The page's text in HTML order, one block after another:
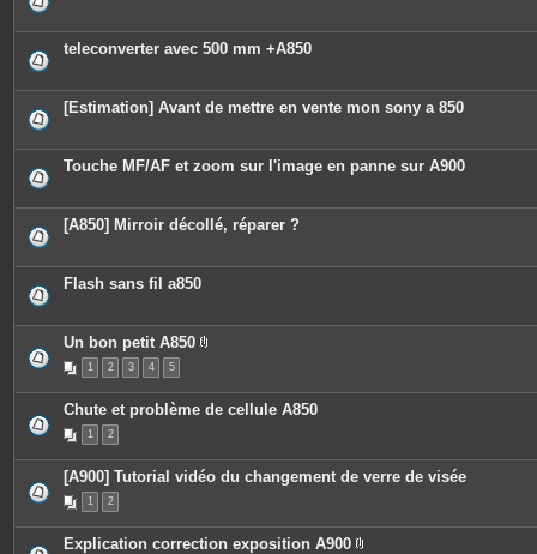
t
teleconverter avec 500 mm +A850
[Estimation] Avant de mettre en vente mon sony a 850
Touche MF/AF et zoom sur l'image en panne sur A900
[A850] Mirroir décollé, réparer ?
Flash sans fil a850
Un bon petit A850
c
e
n
s
1 2 3 4 5
Chute et problème de cellule A850
1 2
[A900] Tutorial vidéo du changement de verre de visée
1 2
Explication correction exposition A900